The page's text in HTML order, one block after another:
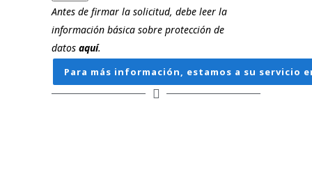
Antes de firmar la solicitud, debe leer la
información básica sobre protección de
datos aquí.
Para más información, estamos a su servicio